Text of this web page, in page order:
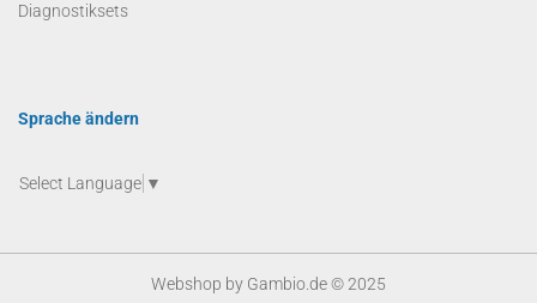
Diagnostiksets
Sprache ändern
Select Language ▼
Webshop by Gambio.de © 2025